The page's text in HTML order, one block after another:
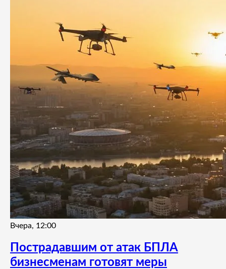
Вчера, 12:00
Пострадавшим от атак БПЛА
бизнесменам готовят меры